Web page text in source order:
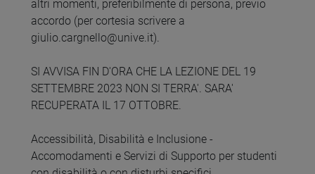
altri momenti, preferibilmente di persona, previo
accordo (per cortesia scrivere a
giulio.cargnello@unive.it).
SI AVVISA FIN D'ORA CHE LA LEZIONE DEL 19
SETTEMBRE 2023 NON SI TERRA'. SARA'
RECUPERATA IL 17 OTTOBRE.
Accessibilità, Disabilità e Inclusione -
Accomodamenti e Servizi di Supporto per studenti